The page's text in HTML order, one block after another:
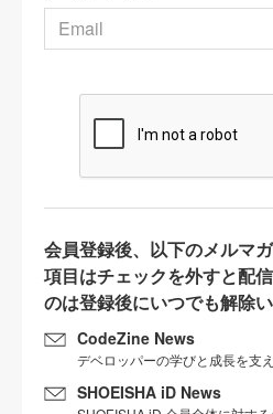
会員登録後、以下のメルマ
項目はチェックを外すと配
のは登録後にいつでも解除い
CodeZine News
デベロッパーの学びと成長を支
SHOEISHA iD News